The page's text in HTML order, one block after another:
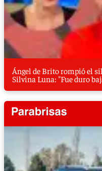
Ángel de Brito rompió el
Silvina Luna: "Fue duro